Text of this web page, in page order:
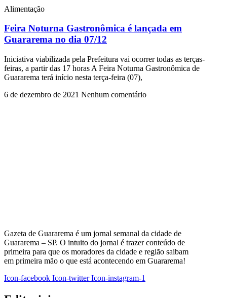
Alimentação
Feira Noturna Gastronômica é lançada em
Guararema no dia 07/12
Iniciativa viabilizada pela Prefeitura vai ocorrer todas as terças-
feiras, a partir das 17 horas A Feira Noturna Gastronômica de
Guararema terá início nesta terça-feira (07),
6 de dezembro de 2021 Nenhum comentário
Gazeta de Guararema é um jornal semanal da cidade de
Guararema – SP. O intuito do jornal é trazer conteúdo de
primeira para que os moradores da cidade e região saibam
em primeira mão o que está acontecendo em Guararema!
Icon-facebook Icon-twitter Icon-instagram-1